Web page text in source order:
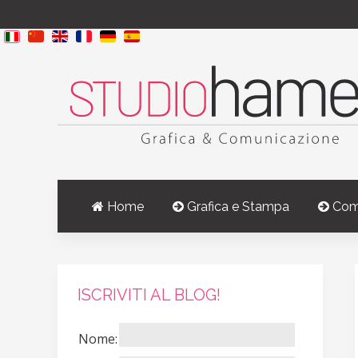
Home Grafica e Stampa
ISCRIVITI AL BLOG!
Nome: